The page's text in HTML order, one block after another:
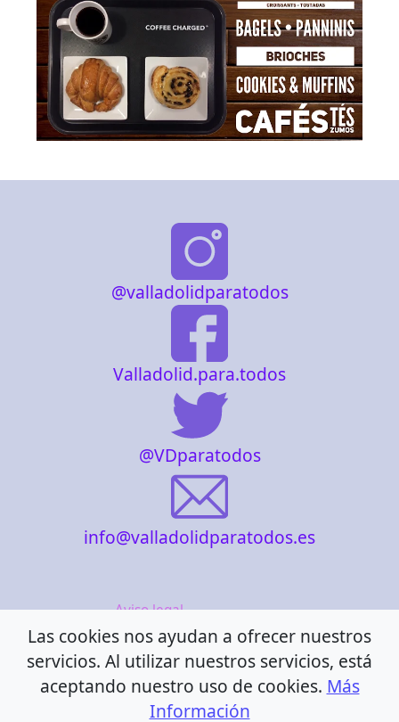
@valladolidparatodos
Valladolid.para.todos
@VDparatodos
info@valladolidparatodos.es
Aviso legal
Política de cookies
Política de privacidad
Accesibilidad
Las cookies nos ayudan a ofrecer nuestros
servicios. Al utilizar nuestros servicios, está
aceptando nuestro uso de cookies. Más
Información